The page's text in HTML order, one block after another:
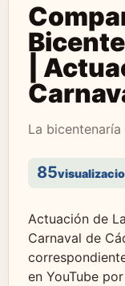
|
La
85
Actuación de
Carnaval de
en YouTube